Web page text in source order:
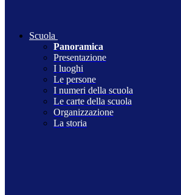
Scuola
Panoramica
Presentazione
I luoghi
Le persone
I numeri della scuola
Le carte della scuola
Organizzazione
La storia